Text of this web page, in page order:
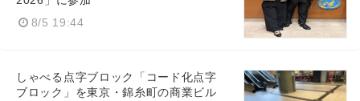
8/5 19:44
しゃべる点字ブロック「コード化点字
ブロック」を東京・錦糸町の商業ビル